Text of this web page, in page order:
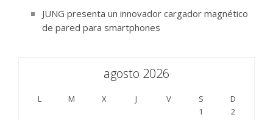
JUNG presenta un innovador cargador magnético
de pared para smartphones
agosto 2026
L M X J V S
D
1
2